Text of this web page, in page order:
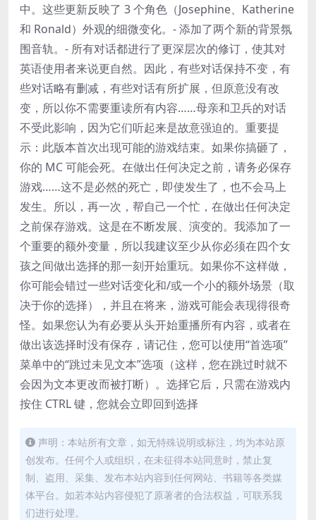
中。这些更新反映了 3 个角色（Josephine、Katherine
和 Ronald）外观的细微变化。- 添加了两个新的背景氛
围音轨。- 所有对话都进行了更深层次的修订，使其对
英语使用者来说更自然。因此，有些对话保持不变，有
些对话略有删减，有些对话有所扩展，但原意没有改
变，所以你不需要重读所有内容……母亲和卫兵的对话
不受此影响，因为它们听起来是故意强迫的。重要提
示：此版本首次出现可能的游戏结束。如果你搞砸了，
你的 MC 可能会死。在做出任何决定之前，请务必保存
游戏……这不是必然的死亡，即使发生了，也不会马上
发生。所以，再一次，帮自己一个忙，在做出任何决定
之前保存游戏。这是在不断发展、演变的。我添加了一
个重要的额外变量，所以我建议至少从你必须在四个女
孩之间做出选择的那一刻开始重玩。如果你不这样做，
你可能会错过一些对话变化和/或一个小的额外场景（取
决于你的选择），并且在将来，游戏可能会表现得很奇
怪。如果您认为有必要从头开始重播所有内容，或者在
做出该选择时没有保存，请记住，您可以使用“首选项”
菜单中的“跳过未见文本”选项（这样，您在跳过时就不
会因为文本更改而被打断）。选择它后，只需在游戏内
按住 CTRL 键，您就会立即回到选择
声明：本站所有文章，如无特殊说明或标注，均为本站原
创发布。任何个人或组织，在未征得本站同意时，禁止复
制、盗用、采集、发布本站内容到任何网站、书籍等各类媒
体平台。如若本站内容侵犯了原著者的合法权益，可联系我
们进行处理。